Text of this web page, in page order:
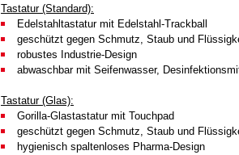
Tastatur (Standard):
Edelstahltastatur mit Edelstahl-Trackball
geschützt gegen Schmutz, Staub und
robustes Industrie-Design
abwaschbar mit Seifenwasser,
Tastatur (Glas):
Gorilla-Glastastatur mit Touchpad
geschützt gegen Schmutz, Staub und
hygienisch spaltenloses Pharma-Design